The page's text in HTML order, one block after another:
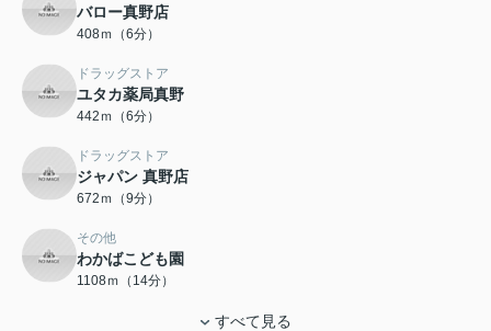
バロー真野店
408ｍ（6分）
ドラッグストア
ユタカ薬局真野
442ｍ（6分）
ドラッグストア
ジャパン 真野店
672ｍ（9分）
その他
わかばこども園
1108ｍ（14分）
すべて見る